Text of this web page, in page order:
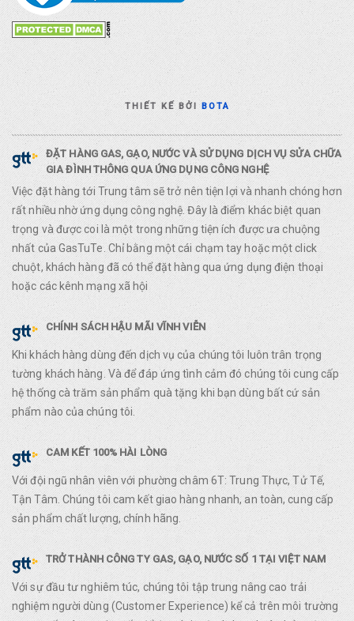
THIẾT KẾ BỞIBOTA
ĐẶT HÀNG GAS, GẠO, NƯỚC VÀ SỬ DỤNG DỊCH VỤ SỬA CHỮA
GIA ĐÌNH THÔNG QUA ỨNG DỤNG CÔNG NGHỆ
Việc đặt hàng tới Trung tâm sẽ trở nên tiện lợi và nhanh chóng hơn
rất nhiều nhờ ứng dụng công nghệ. Đây là điểm khác biệt quan
trọng và được coi là một trong những tiện ích được ưa chuộng
nhất của GasTuTe. Chỉ bằng một cái chạm tay hoặc một click
chuột, khách hàng đã có thể đặt hàng qua ứng dụng điện thoại
hoặc các kênh mạng xã hội
CHÍNH SÁCH HẬU MÃI VĨNH VIỄN
Khi khách hàng dùng đến dịch vụ của chúng tôi luôn trân trọng
tường khách hàng. Và để đáp ứng tình cảm đó chúng tôi cung cấp
hệ thống cà trăm sản phẩm quà tặng khi bạn dùng bất cứ sản
phẩm nào của chúng tôi.
CAM KẾT 100% HÀI LÒNG
Với đội ngũ nhân viên với phường châm 6T: Trung Thực, Tử Tế,
Tận Tâm. Chúng tôi cam kết giao hàng nhanh, an toàn, cung cấp
sản phẩm chất lượng, chính hãng.
TRỞ THÀNH CÔNG TY GAS, GẠO, NƯỚC SỐ 1 TẠI VIỆT NAM
Với sự đầu tư nghiêm túc, chúng tôi tập trung nâng cao trải
nghiệm người dùng (Customer Experience) kể cả trên môi trường